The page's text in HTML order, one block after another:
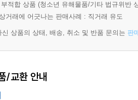
적합 상품 (청소년 유해물품/기타 법규위반
거래에 어긋나는 판매사례 : 직거래 유도
신 상품의 상태, 배송, 취소 및 반품 문의는 판
/교환 안내